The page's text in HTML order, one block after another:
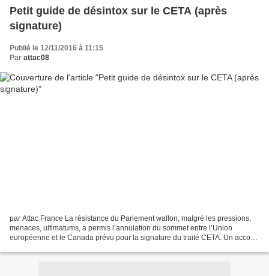
Petit guide de désintox sur le CETA (après
signature)
Publié le 12/11/2016 à 11:15
Par attac08
par Attac France La résistance du Parlement wallon, malgré les pressions,
menaces, ultimatums, a permis l’annulation du sommet entre l’Union
européenne et le Canada prévu pour la signature du traité CETA. Un accord